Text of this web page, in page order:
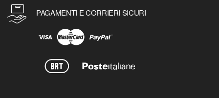
PAGAMENTI E CORRIERI SICURI